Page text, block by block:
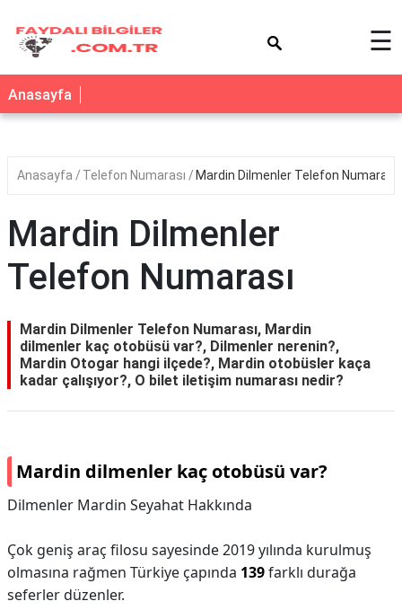
☰
Anasayfa
Anasayfa Telefon Numarası Mardin Dilmenler Telefon Numarası
Mardin Dilmenler
Telefon Numarası
Mardin Dilmenler Telefon Numarası, Mardin
dilmenler kaç otobüsü var?, Dilmenler nerenin?,
Mardin Otogar hangi ilçede?, Mardin otobüsler kaça
kadar çalışıyor?, O bilet iletişim numarası nedir?
Mardin dilmenler kaç otobüsü var?
Dilmenler Mardin Seyahat Hakkında
Çok geniş araç filosu sayesinde 2019 yılında kurulmuş
olmasına rağmen Türkiye çapında 139farklı durağa
seferler düzenler.